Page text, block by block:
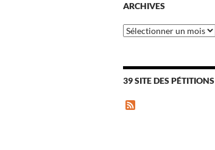
ARCHIVES
Archives
39 SITE DES PÉTITIONS